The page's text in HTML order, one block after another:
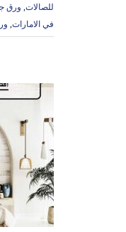
للصالات, ورق
في الامارات,